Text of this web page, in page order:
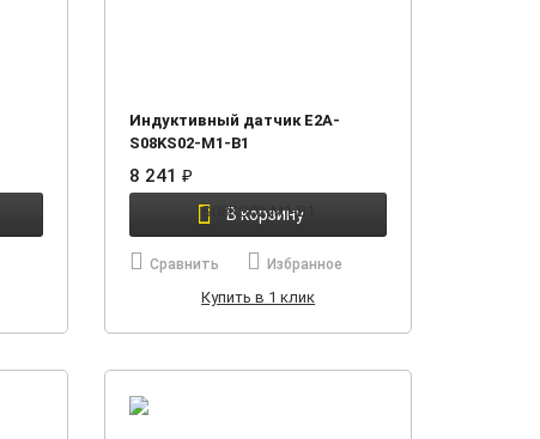
Индуктивный датчик E2A-
S08KS02-M1-B1
8 241₽
В корзину
Сравнить Избранное
Купить в 1 клик